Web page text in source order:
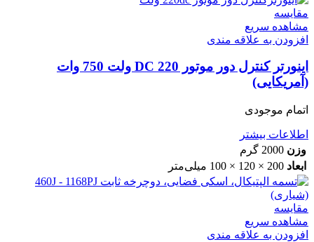
مقایسه
مشاهده سریع
افزودن به علاقه مندی
اینورتر کنترل دور موتور DC 220 ولت 750 وات
(آمریکایی)
اتمام موجودی
اطلاعات بیشتر
وزن 2000 گرم
ابعاد 200 × 120 × 100 میلی‌متر
مقایسه
مشاهده سریع
افزودن به علاقه مندی